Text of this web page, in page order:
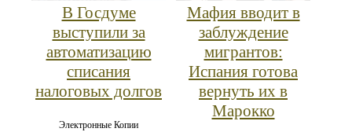
В Госдуме
выступили за
автоматизацию
списания
налоговых долгов
Электронные Копии
Мафия вводит в
заблуждение
мигрантов:
Испания готова
вернуть их в
Марокко